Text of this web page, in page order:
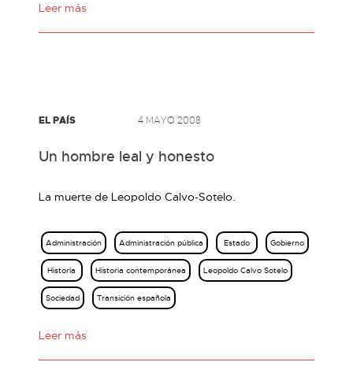
Leer más
EL PAÍS 4 MAYO 2008
Un hombre leal y honesto
La muerte de Leopoldo Calvo-Sotelo.
Administración Administración pública Estado Gobierno
Historia Historia contemporánea Leopoldo Calvo Sotelo
Sociedad Transición española
Leer más